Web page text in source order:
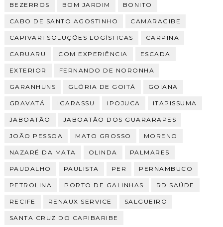
BEZERROS BOM JARDIM BONITO
CABO DE SANTO AGOSTINHO CAMARAGIBE
CAPIVARI SOLUÇÕES LOGÍSTICAS CARPINA
CARUARU COM EXPERIÊNCIA ESCADA
EXTERIOR FERNANDO DE NORONHA
GARANHUNS GLÓRIA DE GOITÁ GOIANA
GRAVATÁ IGARASSU IPOJUCA ITAPISSUMA
JABOATÃO JABOATÃO DOS GUARARAPES
JOÃO PESSOA MATO GROSSO MORENO
NAZARÉ DA MATA OLINDA PALMARES
PAUDALHO PAULISTA PER PERNAMBUCO
PETROLINA PORTO DE GALINHAS RD SAÚDE
RECIFE RENAUX SERVICE SALGUEIRO
SANTA CRUZ DO CAPIBARIBE